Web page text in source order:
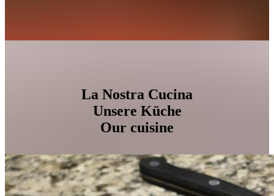
La Nostra Cucina
Unsere Küche
Our cuisine